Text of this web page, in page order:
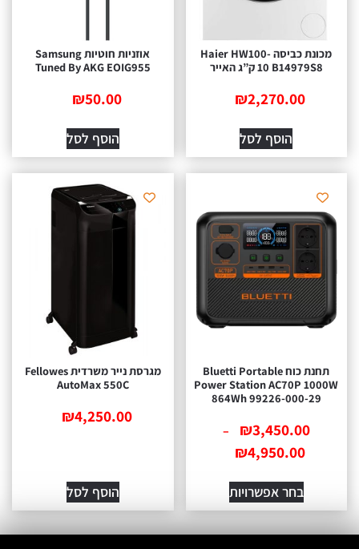
מכונת כביסה Haier HW100-
B14979S8 ‏10 ‏ק”ג האייר
₪2,270.00
הוסף לסל
אוזניות ‏חוטיות Samsung
Tuned By AKG EOIG955
₪50.00
הוסף לסל
‏תחנת כוח Bluetti Portable
Power Station AC70P 1000W
864Wh 99226-000-29
₪3,450.00
–
₪4,950.00
בחר אפשרויות
מגרסת נייר משרדית Fellowes
AutoMax 550C
₪4,250.00
הוסף לסל